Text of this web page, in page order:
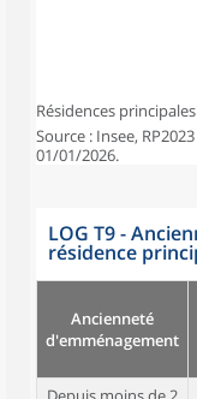
Résidences
Source : Insee,
01/01/2026.
LOG T9 -
résidence
Ancienneté
d'emménagement